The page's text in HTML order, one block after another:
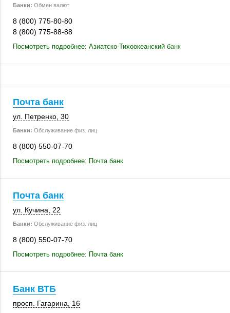
Банки: Обмен валют
8 (800) 775-80-80
8 (800) 775-88-88
Посмотреть подробнее: Азиатско-Тихоокеанский банк
Почта банк
ул. Петренко, 30
Банки: Обслуживание физ. лиц
8 (800) 550-07-70
Посмотреть подробнее: Почта банк
Почта банк
ул. Кучина, 22
Банки: Обслуживание физ. лиц
8 (800) 550-07-70
Посмотреть подробнее: Почта банк
Банк ВТБ
просп. Гагарина, 16